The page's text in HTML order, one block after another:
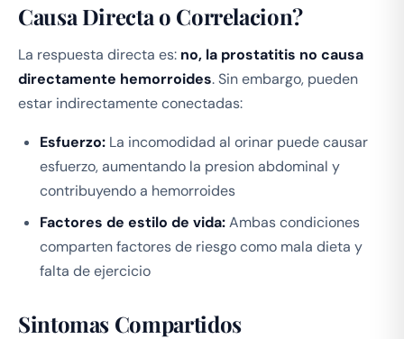
Causa Directa o Correlacion?
La respuesta directa es: no, la prostatitis no causa
directamente hemorroides. Sin embargo, pueden
estar indirectamente conectadas:
Esfuerzo: La incomodidad al orinar puede causar
esfuerzo, aumentando la presion abdominal y
contribuyendo a hemorroides
Factores de estilo de vida:Ambas condiciones
comparten factores de riesgo como mala dieta y
falta de ejercicio
Sintomas Compartidos